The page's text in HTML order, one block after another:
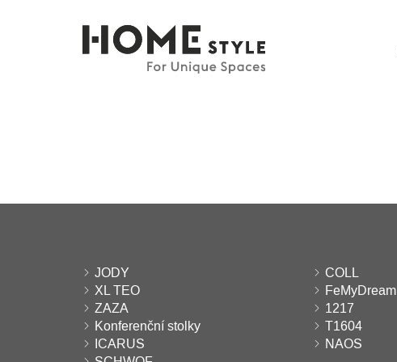
JODY COLL
XL TEO
FeMyDream
ZAZA
1217
Konferenční stolky
T1604
ICARUS
NAOS